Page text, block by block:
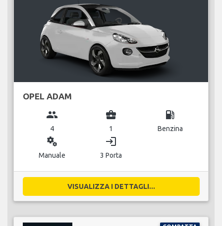
OPEL ADAM
group
4
business_center
1
local_gas_station
Benzina
miscellaneous_services
Manuale
login
3 Porta
VISUALIZZA I DETTAGLI...